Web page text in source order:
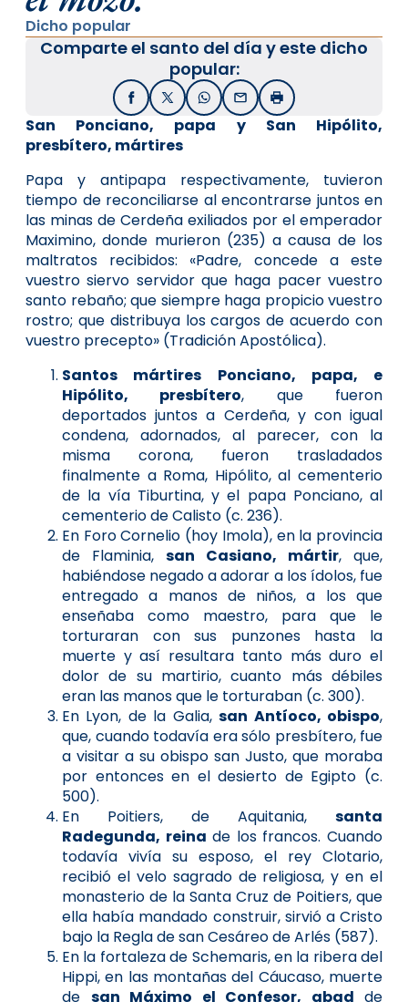
Dicho popular
Comparte el santo del día y este dicho
popular:
FacebookX / TwitterWhatsApp
EmailImprimir
San Ponciano, papa y San Hipólito,
presbítero, mártires
Papa y antipapa respectivamente, tuvieron
tiempo de reconciliarse al encontrarse juntos en
las minas de Cerdeña exiliados por el emperador
Maximino, donde murieron (235) a causa de los
maltratos recibidos: «Padre, concede a este
vuestro siervo servidor que haga pacer vuestro
santo rebaño; que siempre haga propicio vuestro
rostro; que distribuya los cargos de acuerdo con
vuestro precepto» (Tradición Apostólica).
Santos mártires Ponciano, papa, e
Hipólito, presbítero, que fueron
deportados juntos a Cerdeña, y con igual
condena, adornados, al parecer, con la
misma corona, fueron trasladados
finalmente a Roma, Hipólito, al cementerio
de la vía Tiburtina, y el papa Ponciano, al
cementerio de Calisto (c. 236).
En Foro Cornelio (hoy Imola), en la provincia
de Flaminia, san Casiano, mártir, que,
habiéndose negado a adorar a los ídolos, fue
entregado a manos de niños, a los que
enseñaba como maestro, para que le
torturaran con sus punzones hasta la
muerte y así resultara tanto más duro el
dolor de su martirio, cuanto más débiles
eran las manos que le torturaban (c. 300).
En Lyon, de la Galia,san Antíoco, obispo,
que, cuando todavía era sólo presbítero, fue
a visitar a su obispo san Justo, que moraba
por entonces en el desierto de Egipto (c.
500).
En Poitiers, de Aquitania, santa
Radegunda, reina de los francos. Cuando
todavía vivía su esposo, el rey Clotario,
recibió el velo sagrado de religiosa, y en el
monasterio de la Santa Cruz de Poitiers, que
ella había mandado construir, sirvió a Cristo
bajo la Regla de san Cesáreo de Arlés (587).
En la fortaleza de Schemaris, en la ribera del
Hippi, en las montañas del Cáucaso, muerte
de san Máximo el Confesor, abad de